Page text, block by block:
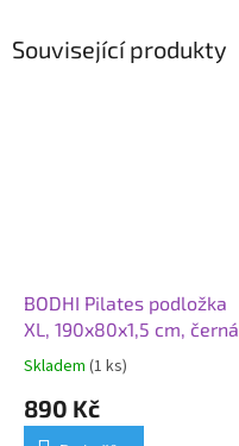
Související produkty
BODHI Pilates podložka
XL, 190x80x1,5 cm, černá
Skladem (1 ks)
890 Kč